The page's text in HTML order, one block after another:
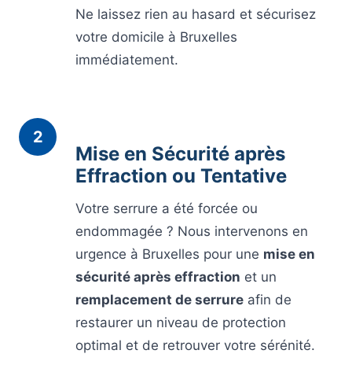
Ne laissez rien au hasard et sécurisez
votre domicile à Bruxelles
immédiatement.
2
Mise en Sécurité après
Effraction ou Tentative
Votre serrure a été forcée ou
endommagée ? Nous intervenons en
urgence à Bruxelles pour une mise en
sécurité après effraction et un
remplacement de serrure afin de
restaurer un niveau de protection
optimal et de retrouver votre sérénité.